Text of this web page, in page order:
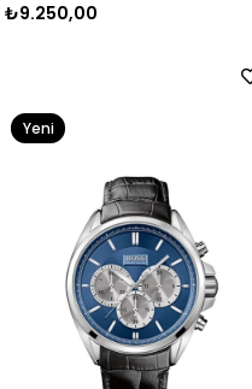
₺9.250,00
Yeni